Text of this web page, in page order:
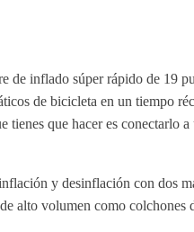
inflado súper rápido de 19
de bicicleta en un tiempo
que hacer es
y desinflación con dos
alto volumen como colchones